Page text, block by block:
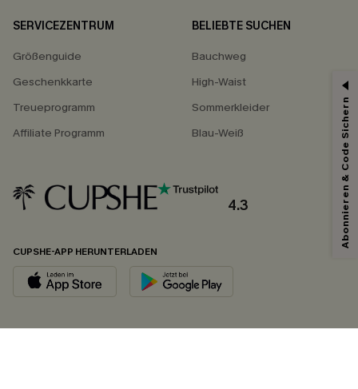
SERVICEZENTRUM
Größenguide
Geschenkkarte
Treueprogramm
Affiliate Programm
BELIEBTE SUCHEN
Bauchweg
High-Waist
Sommerkleider
Blau-Weiß
4.3
CUPSHE-APP HERUNTERLADEN
Abonnieren & Code Sichern